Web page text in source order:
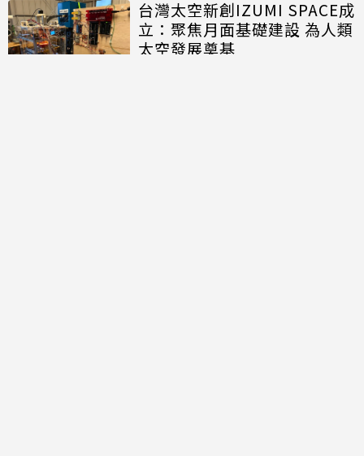
台灣太空新創IZUMI SPACE成
立：聚焦月面基礎建設 為人類
太空發展奠基